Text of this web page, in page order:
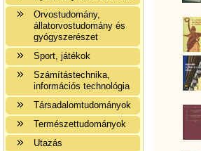
Orvostudomány,
állatorvostudomány és
gyógyszerészet
Sport, játékok
Számítástechnika,
információs technológia
Társadalomtudományok
Természettudományok
Utazás